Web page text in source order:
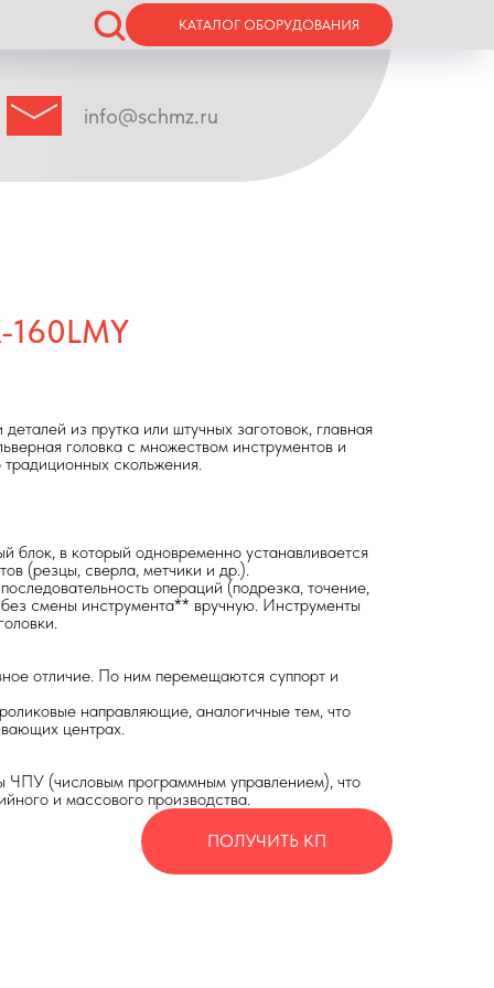
КАТАЛОГ ОБОРУДОВАНИЯ
info@schmz.ru
160LMY
из прутка или штучных заготовок, главная
головка с множеством инструментов и
скольжения.
блок, в который одновременно устанавливается
(резцы, сверла, метчики и др.).
операций (подрезка, точение,
смены инструмента** вручную. Инструменты
отличие. По ним перемещаются суппорт и
направляющие, аналогичные тем, что
центрах.
ЧПУ (числовым программным управлением), что
и массового производства.
ПОЛУЧИТЬ КП